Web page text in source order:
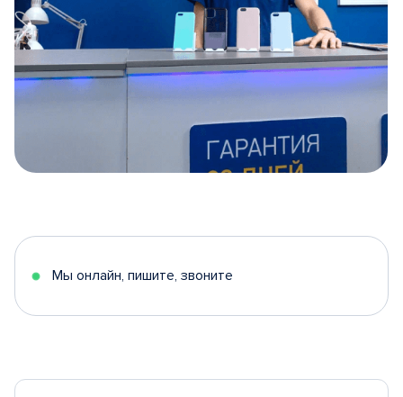
5
Мы онлайн, пишите, звоните